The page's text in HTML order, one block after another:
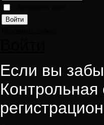
Если вы